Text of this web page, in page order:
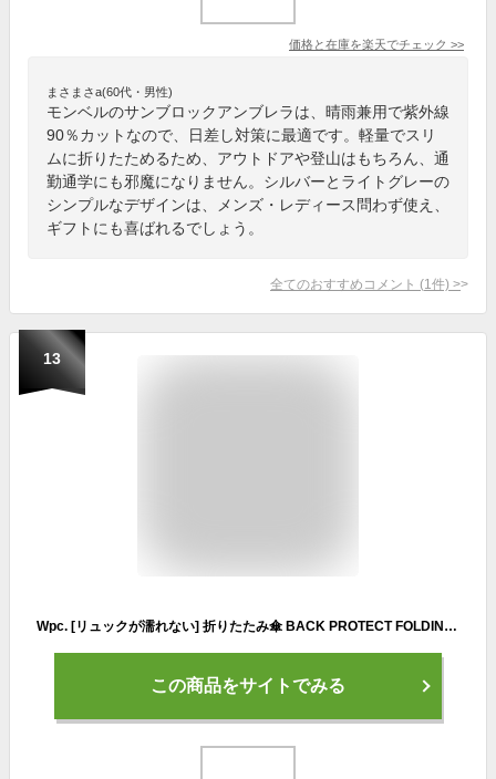
価格と在庫を楽天でチェック >>
まさまさa(60代・男性)
モンベルのサンブロックアンブレラは、晴雨兼用で紫外線
90％カットなので、日差し対策に最適です。軽量でスリ
ムに折りたためるため、アウトドアや登山はもちろん、通
勤通学にも邪魔になりません。シルバーとライトグレーの
シンプルなデザインは、メンズ・レディース問わず使え、
ギフトにも喜ばれるでしょう。
全てのおすすめコメント (1 件) >
13
Wpc. [リュックが濡れない] 折りたたみ傘 BACK PROTECT FOLDING ブラック×カーキ 雨傘 晴雨兼用 55cm 大きい メンズ 男性 バックパック 後ろが長い 通勤 通学 おしゃれ 傘袋ポケット UX004-931-002
この商品をサイトでみる